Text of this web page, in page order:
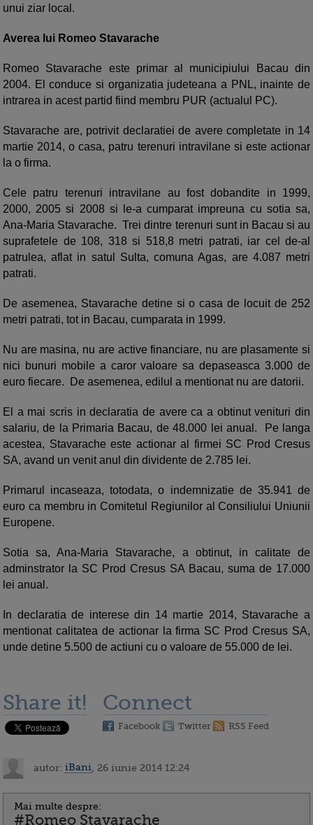
unui ziar local.
Averea lui Romeo Stavarache
Romeo Stavarache este primar al municipiului Bacau din
2004. El conduce si organizatia judeteana a PNL, inainte de
intrarea in acest partid fiind membru PUR (actualul PC).
Stavarache are, potrivit declaratiei de avere completate in 14
martie 2014, o casa, patru terenuri intravilane si este actionar
la o firma.
Cele patru terenuri intravilane au fost dobandite in 1999,
2000, 2005 si 2008 si le-a cumparat impreuna cu sotia sa,
Ana-Maria Stavarache. Trei dintre terenuri sunt in Bacau si au
suprafetele de 108, 318 si 518,8 metri patrati, iar cel de-al
patrulea, aflat in satul Sulta, comuna Agas, are 4.087 metri
patrati.
De asemenea, Stavarache detine si o casa de locuit de 252
metri patrati, tot in Bacau, cumparata in 1999.
Nu are masina, nu are active financiare, nu are plasamente si
nici bunuri mobile a caror valoare sa depaseasca 3.000 de
euro fiecare. De asemenea, edilul a mentionat nu are datorii.
El a mai scris in declaratia de avere ca a obtinut venituri din
salariu, de la Primaria Bacau, de 48.000 lei anual. Pe langa
acestea, Stavarache este actionar al firmei SC Prod Cresus
SA, avand un venit anul din dividente de 2.785 lei.
Primarul incaseaza, totodata, o indemnizatie de 35.941 de
euro ca membru in Comitetul Regiunilor al Consiliului Uniunii
Europene.
Sotia sa, Ana-Maria Stavarache, a obtinut, in calitate de
adminstrator la SC Prod Cresus SA Bacau, suma de 17.000
lei anual.
In declaratia de interese din 14 martie 2014, Stavarache a
mentionat calitatea de actionar la firma SC Prod Cresus SA,
unde detine 5.500 de actiuni cu o valoare de 55.000 de lei.
Share it! Connect
Facebook Twitter RSS Feed
autor: iBani , 26 iunie 2014 12:24
Mai multe despre:
#Romeo Stavarache